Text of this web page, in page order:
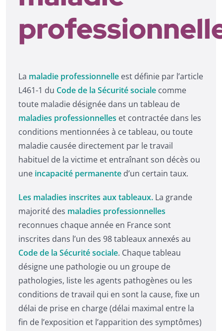
La maladie professionnelle est définie par l’article
L461-1 du Code de la Sécurité sociale comme
toute maladie désignée dans un tableau de
maladies professionnelles et contractée dans les
conditions mentionnées à ce tableau, ou toute
maladie causée directement par le travail
habituel de la victime et entraînant son décès ou
une incapacité permanente d’un certain taux.
Les maladies inscrites aux tableaux. La grande
majorité des maladies professionnelles
reconnues chaque année en France sont
inscrites dans l’un des 98 tableaux annexés au
Code de la Sécurité sociale. Chaque tableau
désigne une pathologie ou un groupe de
pathologies, liste les agents pathogènes ou les
conditions de travail qui en sont la cause, fixe un
délai de prise en charge (délai maximal entre la
fin de l’exposition et l’apparition des symptômes)